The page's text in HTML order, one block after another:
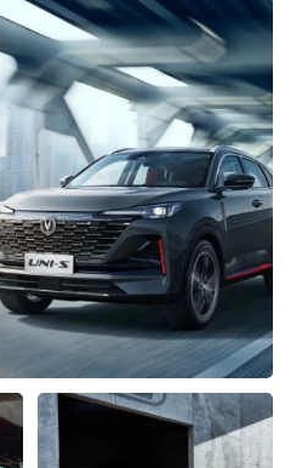
выгоду
согласие на обработкусвоих